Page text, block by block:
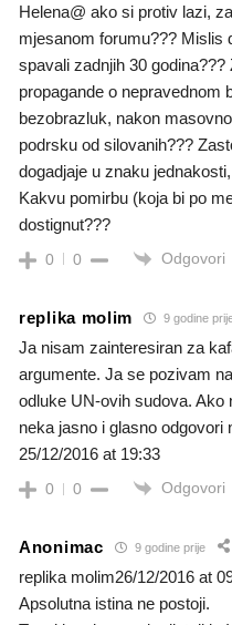
Helena@ ako si protiv lazi,
mjesanom forumu??? Mislis
spavali zadnjih 30
propagande o nepravednom
bezobrazluk, nakon
podrsku od silovanih???
dogadjaje u znaku
Kakvu pomirbu (koja bi po
dostignut???
0 0 Odgovori
replika molim 9 godine
Ja nisam zainteresiran za
argumente. Ja se pozivam
odluke UN-ovih sudova.
neka jasno i glasno odgovori
25/12/2016 at 19:33
0 0 Odgovori
Anonimac 9 godine prije
replika molim26/12/2016 at
Apsolutna istina ne postoji.